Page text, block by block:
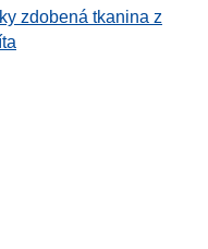
zdobená tkanina z